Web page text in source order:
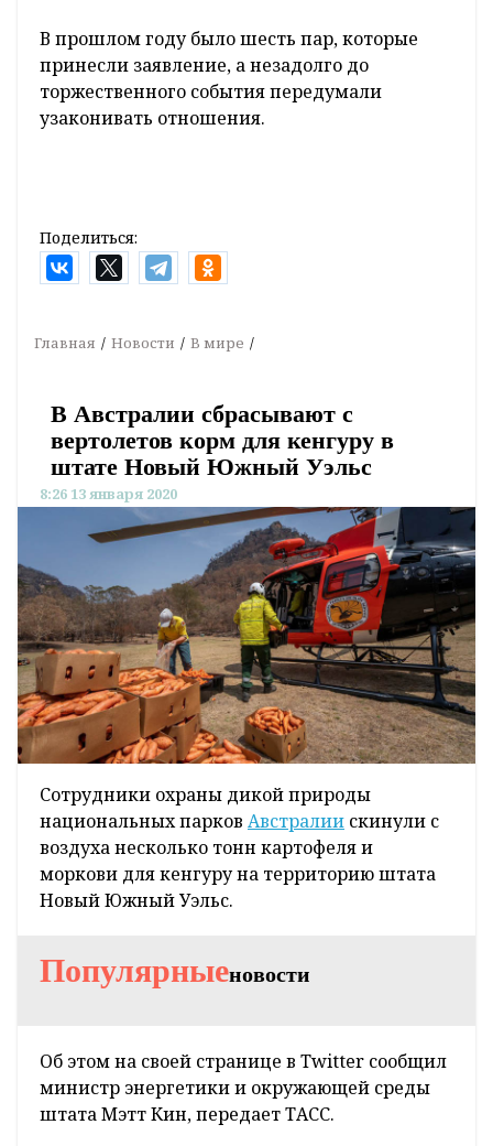
В прошлом году было шесть пар, которые
принесли заявление, а незадолго до
торжественного события передумали
узаконивать отношения.
Поделиться:
Главная Новости В мире
В Австралии сбрасывают с
вертолетов корм для кенгуру в
штате Новый Южный Уэльс
8:26 13 января 2020
Сотрудники охраны дикой природы
национальных парков Австралии скинули с
воздуха несколько тонн картофеля и
моркови для кенгуру на территорию штата
Новый Южный Уэльс.
Популярныеновости
Об этом на своей странице в Twitter сообщил
министр энергетики и окружающей среды
штата Мэтт Кин, передает ТАСС.